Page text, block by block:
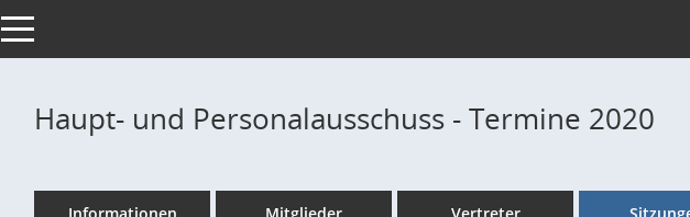
Toggle navigation
Haupt- und Personalausschuss - Termine 2020